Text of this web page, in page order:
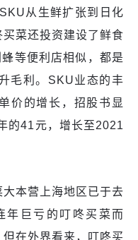
从生鲜扩张到日化
菜还投资建设了鲜食
等便利店相似，都是
毛利。SKU业态的丰
价的增长，招股书显
的41元，增长至2021
本营上海地区已于去
年巨亏的叮咚买菜而
在外界看来，叮咚买